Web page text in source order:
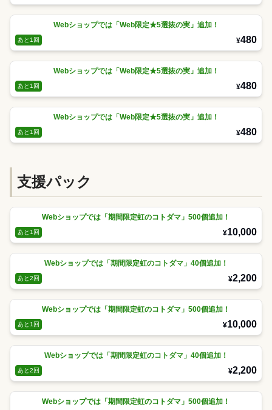
Webショップでは「Web限定★5選抜の実」追加！
あと1回 ¥480
Webショップでは「Web限定★5選抜の実」追加！
あと1回 ¥480
Webショップでは「Web限定★5選抜の実」追加！
あと1回 ¥480
支援パック
Webショップでは「期間限定虹のコトダマ」500個追加！
あと1回 ¥10,000
Webショップでは「期間限定虹のコトダマ」40個追加！
あと2回 ¥2,200
Webショップでは「期間限定虹のコトダマ」500個追加！
あと1回 ¥10,000
Webショップでは「期間限定虹のコトダマ」40個追加！
あと2回 ¥2,200
Webショップでは「期間限定虹のコトダマ」500個追加！